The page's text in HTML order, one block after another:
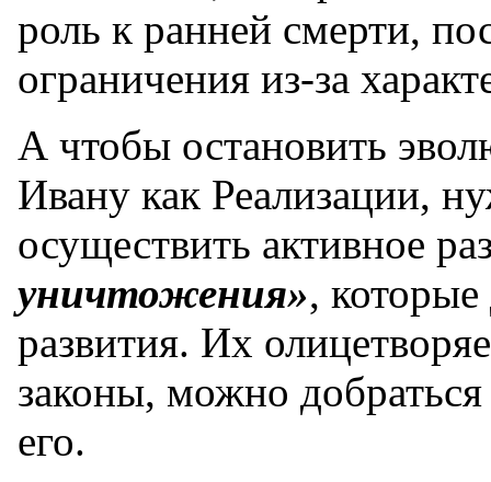
роль к ранней смерти,
ограничения из-за
А чтобы остановить
Ивану как Реализации,
осуществить активное
уничтожения»,
развития. Их
законы, можно
его.